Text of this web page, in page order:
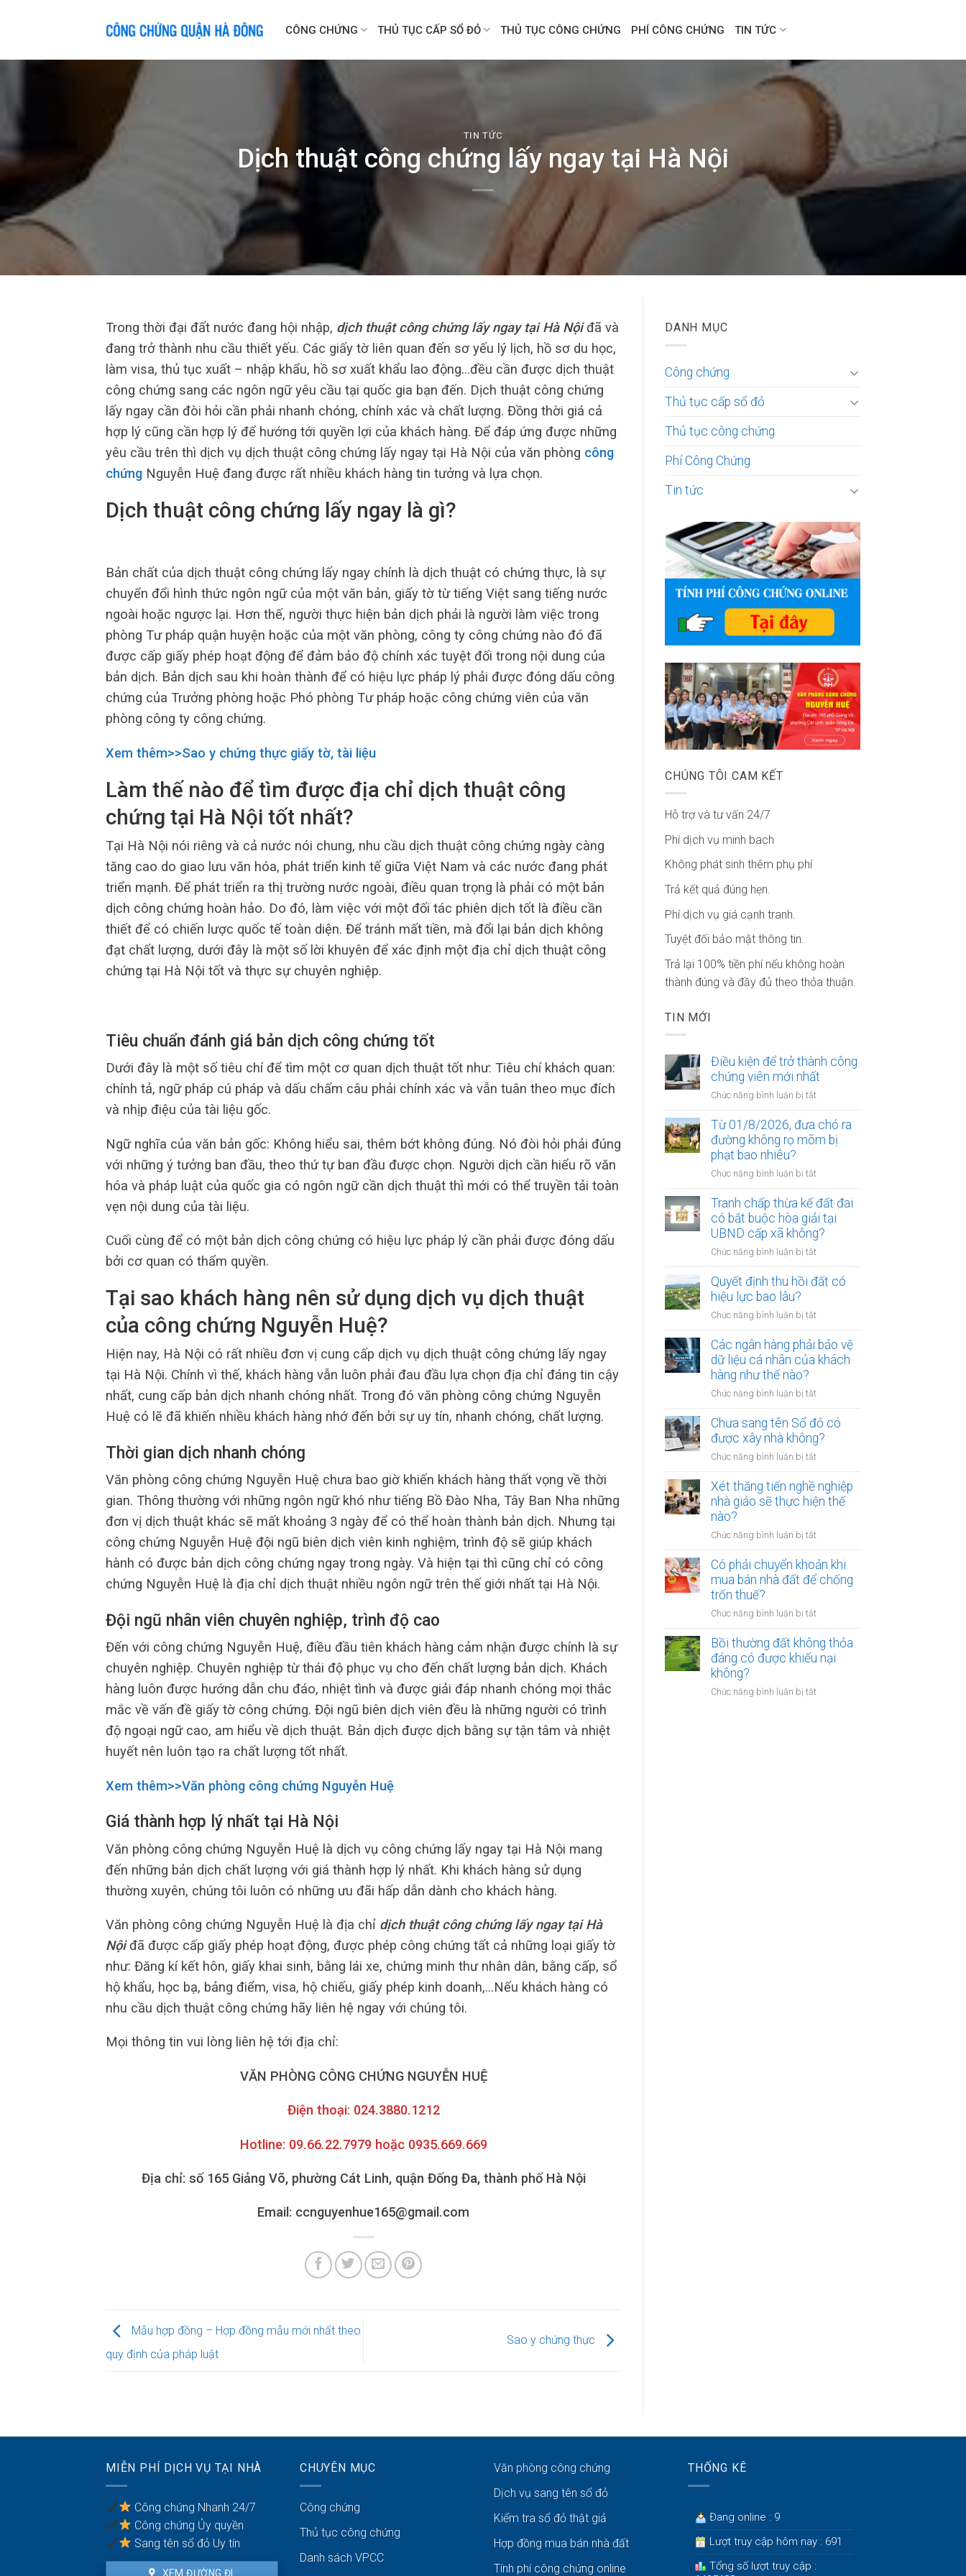
CÔNG CHỨNG THỦ TỤC CẤP SỔ ĐỎ THỦ TỤC CÔNG CHỨNG PHÍ CÔNG CHỨNG TIN TỨC
TIN TỨC
Dịch thuật công chứng lấy ngay tại Hà Nội
Trong thời đại đất nước đang hội nhập, dịch thuật công chứng lấy ngay tại Hà Nộiđã và
đang trở thành nhu cầu thiết yếu. Các giấy tờ liên quan đến sơ yếu lý lịch, hồ sơ du học,
làm visa, thủ tục xuất – nhập khẩu, hồ sơ xuất khẩu lao động…đều cần được dịch thuật
công chứng sang các ngôn ngữ yêu cầu tại quốc gia bạn đến. Dịch thuật công chứng
lấy ngay cần đòi hỏi cần phải nhanh chóng, chính xác và chất lượng. Đồng thời giá cả
hợp lý cũng cần hợp lý để hướng tới quyền lợi của khách hàng. Để đáp ứng được những
yêu cầu trên thì dịch vụ dịch thuật công chứng lấy ngay tại Hà Nội của văn phòng công
chứng Nguyễn Huệ đang được rất nhiều khách hàng tin tưởng và lựa chọn.
Dịch thuật công chứng lấy ngay là gì?
Bản chất của dịch thuật công chứng lấy ngay chính là dịch thuật có chứng thực, là sự
chuyển đổi hình thức ngôn ngữ của một văn bản, giấy tờ từ tiếng Việt sang tiếng nước
ngoài hoặc ngược lại. Hơn thế, người thực hiện bản dịch phải là người làm việc trong
phòng Tư pháp quận huyện hoặc của một văn phòng, công ty công chứng nào đó đã
được cấp giấy phép hoạt động để đảm bảo độ chính xác tuyệt đối trong nội dung của
bản dịch. Bản dịch sau khi hoàn thành để có hiệu lực pháp lý phải được đóng dấu công
chứng của Trưởng phòng hoặc Phó phòng Tư pháp hoặc công chứng viên của văn
phòng công ty công chứng.
Xem thêm>>Sao y chứng thực giấy tờ, tài liệu
Làm thế nào để tìm được địa chỉ dịch thuật công
chứng tại Hà Nội tốt nhất?
Tại Hà Nội nói riêng và cả nước nói chung, nhu cầu dịch thuật công chứng ngày càng
tăng cao do giao lưu văn hóa, phát triển kinh tế giữa Việt Nam và các nước đang phát
triển mạnh. Để phát triển ra thị trường nước ngoài, điều quan trọng là phải có một bản
dịch công chứng hoàn hảo. Do đó, làm việc với một đối tác phiên dịch tốt là điều cần
thiết để có chiến lược quốc tế toàn diện. Để tránh mất tiền, mà đổi lại bản dịch không
đạt chất lượng, dưới đây là một số lời khuyên để xác định một địa chỉ dịch thuật công
chứng tại Hà Nội tốt và thực sự chuyên nghiệp.
Tiêu chuẩn đánh giá bản dịch công chứng tốt
Dưới đây là một số tiêu chí để tìm một cơ quan dịch thuật tốt như: Tiêu chí khách quan:
chính tả, ngữ pháp cú pháp và dấu chấm câu phải chính xác và vẫn tuân theo mục đích
và nhịp điệu của tài liệu gốc.
Ngữ nghĩa của văn bản gốc: Không hiểu sai, thêm bớt không đúng. Nó đòi hỏi phải đúng
với những ý tưởng ban đầu, theo thứ tự ban đầu được chọn. Người dịch cần hiểu rõ văn
hóa và pháp luật của quốc gia có ngôn ngữ cần dịch thuật thì mới có thể truyền tải toàn
vẹn nội dung của tài liệu.
Cuối cùng để có một bản dịch công chứng có hiệu lực pháp lý cần phải được đóng dấu
bởi cơ quan có thẩm quyền.
Tại sao khách hàng nên sử dụng dịch vụ dịch thuật
của công chứng Nguyễn Huệ?
Hiện nay, Hà Nội có rất nhiều đơn vị cung cấp dịch vụ dịch thuật công chứng lấy ngay
tại Hà Nội. Chính vì thế, khách hàng vẫn luôn phải đau đầu lựa chọn địa chỉ đáng tin cậy
nhất, cung cấp bản dịch nhanh chóng nhất. Trong đó văn phòng công chứng Nguyễn
Huệ có lẽ đã khiến nhiều khách hàng nhớ đến bởi sự uy tín, nhanh chóng, chất lượng.
Thời gian dịch nhanh chóng
Văn phòng công chứng Nguyễn Huệ chưa bao giờ khiến khách hàng thất vọng về thời
gian. Thông thường với những ngôn ngữ khó như tiếng Bồ Đào Nha, Tây Ban Nha những
đơn vị dịch thuật khác sẽ mất khoảng 3 ngày để có thể hoàn thành bản dịch. Nhưng tại
công chứng Nguyễn Huệ đội ngũ biên dịch viên kinh nghiệm, trình độ sẽ giúp khách
hành có được bản dịch công chứng ngay trong ngày. Và hiện tại thì cũng chỉ có công
chứng Nguyễn Huệ là địa chỉ dịch thuật nhiều ngôn ngữ trên thế giới nhất tại Hà Nội.
Đội ngũ nhân viên chuyên nghiệp, trình độ cao
Đến với công chứng Nguyễn Huệ, điều đầu tiên khách hàng cảm nhận được chính là sự
chuyên nghiệp. Chuyên nghiệp từ thái độ phục vụ cho đến chất lượng bản dịch. Khách
hàng luôn được hướng dẫn chu đáo, nhiệt tình và được giải đáp nhanh chóng mọi thắc
mắc về vấn đề giấy tờ công chứng. Đội ngũ biên dịch viên đều là những người có trình
độ ngoại ngữ cao, am hiểu về dịch thuật. Bản dịch được dịch bằng sự tận tâm và nhiệt
huyết nên luôn tạo ra chất lượng tốt nhất.
Xem thêm>>Văn phòng công chứng Nguyễn Huệ
Giá thành hợp lý nhất tại Hà Nội
Văn phòng công chứng Nguyễn Huệ là dịch vụ công chứng lấy ngay tại Hà Nội mang
đến những bản dịch chất lượng với giá thành hợp lý nhất. Khi khách hàng sử dụng
thường xuyên, chúng tôi luôn có những ưu đãi hấp dẫn dành cho khách hàng.
Văn phòng công chứng Nguyễn Huệ là địa chỉ dịch thuật công chứng lấy ngay tại Hà
Nộiđã được cấp giấy phép hoạt động, được phép công chứng tất cả những loại giấy tờ
như: Đăng kí kết hôn, giấy khai sinh, bằng lái xe, chứng minh thư nhân dân, bằng cấp, sổ
hộ khẩu, học bạ, bảng điểm, visa, hộ chiếu, giấy phép kinh doanh,…Nếu khách hàng có
nhu cầu dịch thuật công chứng hãy liên hệ ngay với chúng tôi.
Mọi thông tin vui lòng liên hệ tới địa chỉ:
VĂN PHÒNG CÔNG CHỨNG NGUYỄN HUỆ
Điện thoại: 024.3880.1212
Hotline: 09.66.22.7979 hoặc 0935.669.669
Địa chỉ: số 165 Giảng Võ, phường Cát Linh, quận Đống Đa, thành phố Hà Nội
Email: ccnguyenhue165@gmail.com
Mẫu hợp đồng – Hợp đồng mẫu mới nhất theo
quy định của pháp luật
Sao y chứng thực
DANH MỤC
Công chứng
Thủ tục cấp sổ đỏ
Thủ tục công chứng
Phí Công Chứng
Tin tức
CHÚNG TÔI CAM KẾT
Hỗ trợ và tư vấn 24/7
Phí dịch vụ minh bach
Không phát sinh thêm phụ phí
Trả kết quả đúng hẹn.
Phí dịch vụ giá cạnh tranh.
Tuyệt đối bảo mật thông tin.
Trả lại 100% tiền phí nếu không hoàn
thành đúng và đầy đủ theo thỏa thuận.
TIN MỚI
Điều kiện để trở thành công
chứng viên mới nhất
Chức năng bình luận bị tắt
kiện
để
công
viên
mới
nhất
Từ 01/8/2026, đưa chó ra
đường không rọ mõm bị
phạt bao nhiêu?
Chức năng bình luận bị tắt
01/8/2026,
đưa
chó
ra
đường
rọ
bao
nhiêu?
Tranh chấp thừa kế đất đai
có bắt buộc hòa giải tại
UBND cấp xã không?
Chức năng bình luận bị tắt
chấp
đất
có
bắt
tại
UBND
cấp
Quyết định thu hồi đất có
hiệu lực bao lâu?
Chức năng bình luận bị tắt
định
thu
có
lực
bao
Các ngân hàng phải bảo vệ
dữ liệu cá nhân của khách
hàng như thế nào?
Chức năng bình luận bị tắt
ngân
hàng
phải
bảo
dữ
liệu
khách
hàng
như
Chưa sang tên Sổ đỏ có
được xây nhà không?
Chức năng bình luận bị tắt
sang
tên
Sổ
có
xây
nhà
Xét thăng tiến nghề nghiệp
nhà giáo sẽ thực hiện thế
nào?
Chức năng bình luận bị tắt
thăng
tiến
nhà
sẽ
thực
Có phải chuyển khoản khi
mua bán nhà đất để chống
trốn thuế?
Chức năng bình luận bị tắt
phải
chuyển
khoản
mua
Bồi thường đất không thỏa
đáng có được khiếu nại
không?
Chức năng bình luận bị tắt
MIỄN PHÍ DỊCH VỤ TẠI NHÀ
Công chứng Nhanh 24/7
Công chứng Ủy quyền
Sang tên sổ đỏ Uy tín
XEM ĐƯỜNG ĐI
CHUYÊN MỤC
Công chứng
Thủ tục công chứng
Danh sách VPCC
Văn phòng công chứng
Dịch vụ sang tên sổ đỏ
Kiểm tra sổ đỏ thật giả
Hợp đồng mua bán nhà đất
Tính phí công chứng online
THỐNG KÊ
Đang online : 9
Lượt truy cập hôm nay : 691
Tổng số lượt truy cập :